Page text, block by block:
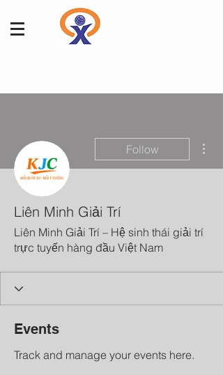
Follow
Liên Minh Giải Trí
Liên Minh Giải Trí – Hệ sinh thái giải trí
trực tuyến hàng đầu Việt Nam
Events
Track and manage your events here.